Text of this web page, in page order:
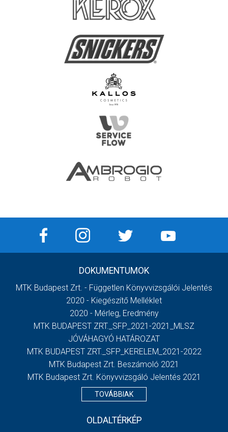
DOKUMENTUMOK
MTK Budapest Zrt. - Független Könyvvizsgálói Jelentés
2020 - Kiegészítő Melléklet
2020 - Mérleg, Eredmény
MTK BUDAPEST ZRT._SFP_2021-2021_MLSZ
JÓVÁHAGYÓ HATÁROZAT
MTK BUDAPEST ZRT._SFP_KERELEM_2021-2022
MTK Budapest Zrt. Beszámoló 2021
MTK Budapest Zrt. Könyvvizsgáló Jelentés 2021
TOVÁBBIAK
OLDALTÉRKÉP